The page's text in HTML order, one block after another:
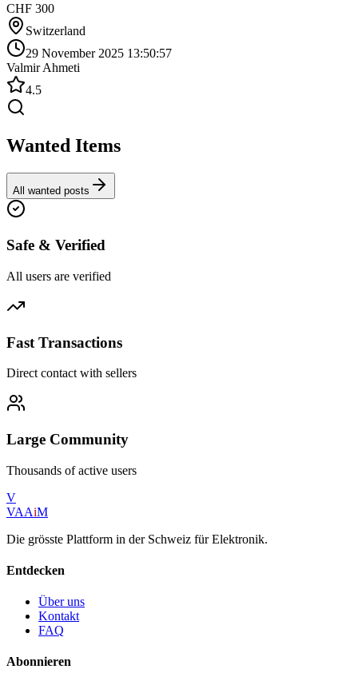
CHF 300
Switzerland
29 November 2025 13:50:57
Valmir Ahmeti
4.5
Wanted Items
All wanted posts
Safe & Verified
All users are verified
Fast Transactions
Direct contact with sellers
Large Community
Thousands of active users
V
VAAiM
Die grösste Plattform in der Schweiz für Elektronik.
Entdecken
Über uns
Kontakt
FAQ
Abonnieren